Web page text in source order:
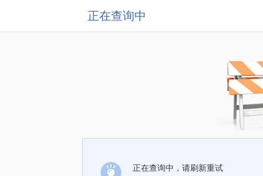
正在查询中
正在查询中，请刷新重试